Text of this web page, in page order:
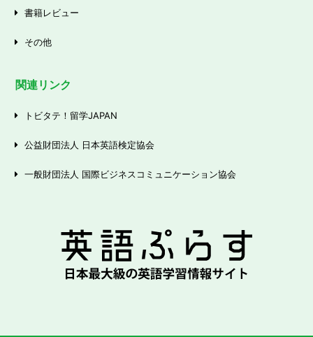
書籍レビュー
その他
関連リンク
トビタテ！留学JAPAN
公益財団法人 日本英語検定協会
一般財団法人 国際ビジネスコミュニケーション協会